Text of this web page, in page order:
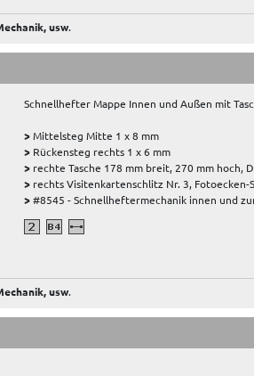
usw.
Schnellhefter Mappe Innen und Außen mit
>Mittelsteg Mitte 1 x 8 mm
> Rückensteg rechts 1 x 6 mm
> rechte Tasche 178 mm breit, 270 mm hoch,
> rechts Visitenkartenschlitz Nr. 3, Fotoecken-
>#8545 - Schnellheftermechanik innen und
usw.